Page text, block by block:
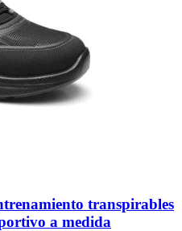
transpirables
a medida